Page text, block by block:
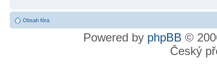
Obsah fóra
Powered by phpBB ©
Český